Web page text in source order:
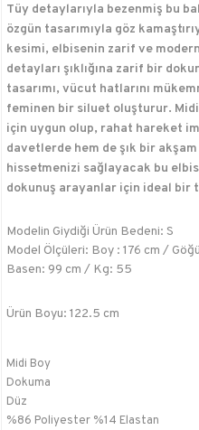
Tüy detaylarıyla bezenmiş bu
özgün tasarımıyla göz
kesimi, elbisenin zarif ve
detayları şıklığına zarif bir
tasarımı, vücut hatlarını
feminen bir siluet oluşturur.
için uygun olup, rahat hareket
davetlerde hem de şık bir
hissetmenizi sağlayacak bu
dokunuş arayanlar için ideal bir
Modelin Giydiği Ürün Bedeni: S
Model Ölçüleri: Boy : 176 cm /
Basen: 99 cm / Kg: 55
Ürün Boyu: 122.5 cm
Midi Boy
Dokuma
Düz
%86 Poliyester %14 Elastan